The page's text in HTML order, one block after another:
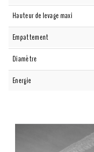
Hauteur de levage maxi
Empattement
Diamètre
Energie